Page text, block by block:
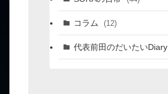
コラム (12)
代表前田のだいたいDiary